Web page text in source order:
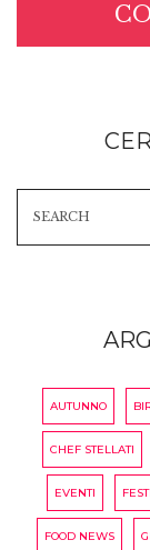
AUTUNNO
CHEF STELLATI
EVENTI
FOOD NEWS